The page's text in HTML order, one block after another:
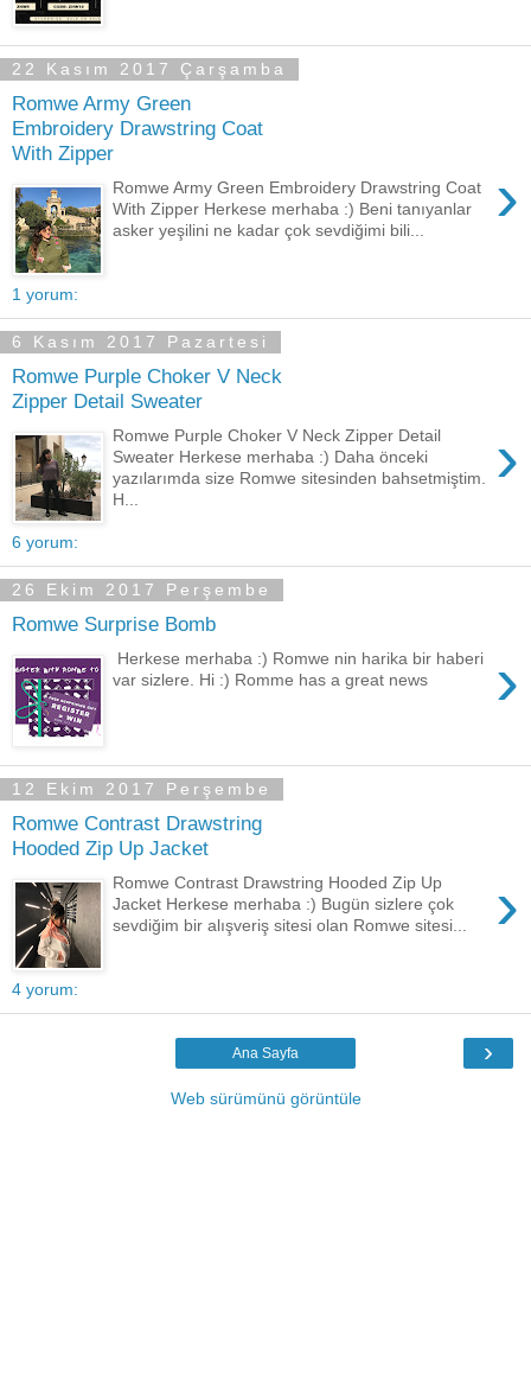
22 Kasım 2017 Çarşamba
Romwe Army Green
Embroidery Drawstring Coat
With Zipper
›
Romwe Army Green Embroidery Drawstring Coat
With Zipper Herkese merhaba :) Beni tanıyanlar
asker yeşilini ne kadar çok sevdiğimi bili...
1 yorum:
6 Kasım 2017 Pazartesi
Romwe Purple Choker V Neck
Zipper Detail Sweater
›
Romwe Purple Choker V Neck Zipper Detail
Sweater Herkese merhaba :) Daha önceki
yazılarımda size Romwe sitesinden bahsetmiştim.
H...
6 yorum:
26 Ekim 2017 Perşembe
Romwe Surprise Bomb
›
Herkese merhaba :) Romwe nin harika bir haberi
var sizlere. Hi :) Romme has a great news
12 Ekim 2017 Perşembe
Romwe Contrast Drawstring
Hooded Zip Up Jacket
›
Romwe Contrast Drawstring Hooded Zip Up
Jacket Herkese merhaba :) Bugün sizlere çok
sevdiğim bir alışveriş sitesi olan Romwe sitesi...
4 yorum:
›
Ana Sayfa
Web sürümünü görüntüle